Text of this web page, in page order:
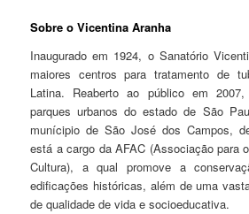
Sobre o Vicentina Aranha
Inaugurado em 1924, o Sanatório
maiores centros para tratamento de
Latina. Reaberto ao público em
parques urbanos do estado de São
munícipio de São José dos Campos,
está a cargo da AFAC (Associação para
Cultura), a qual promove a
edificações históricas, além de uma
de qualidade de vida e socioeducativa.